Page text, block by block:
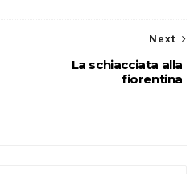
Next
La schiacciata alla
fiorentina